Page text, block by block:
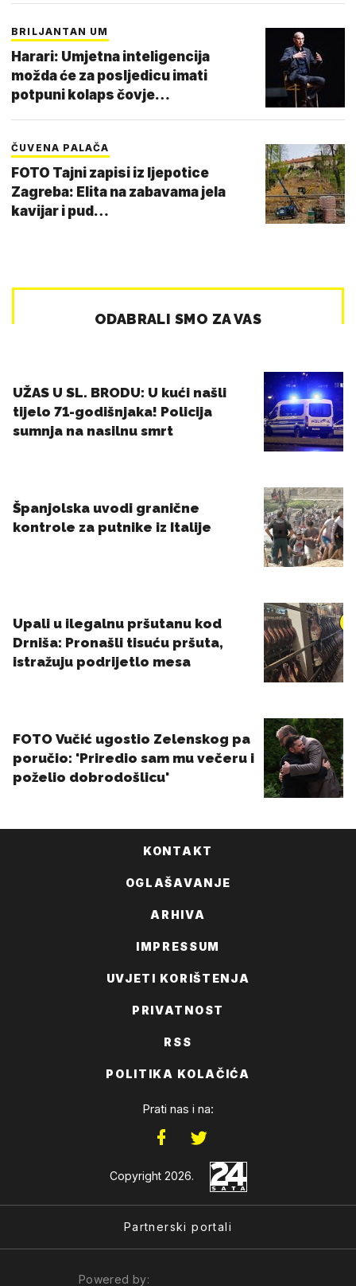
BRILJANTAN UM
Harari: Umjetna inteligencija
možda će za posljedicu imati
potpuni kolaps čovje…
ČUVENA PALAČA
FOTO Tajni zapisi iz ljepotice
Zagreba: Elita na zabavama jela
kavijar i pud…
KONTAKT
OGLAŠAVANJE
ARHIVA
IMPRESSUM
UVJETI KORIŠTENJA
PRIVATNOST
RSS
POLITIKA KOLAČIĆA
Prati nas i na:
Copyright 2026.
Partnerski portali
Powered by: